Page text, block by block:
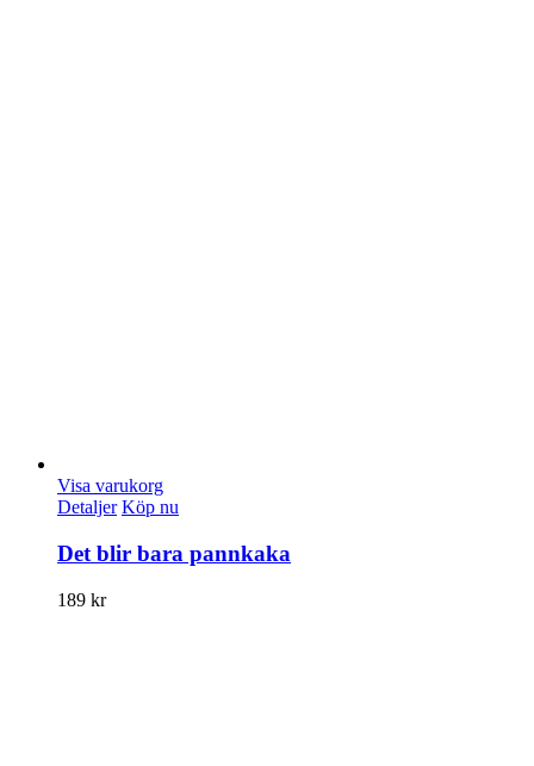
Visa varukorg
Detaljer Köp nu
Det blir bara pannkaka
189 kr